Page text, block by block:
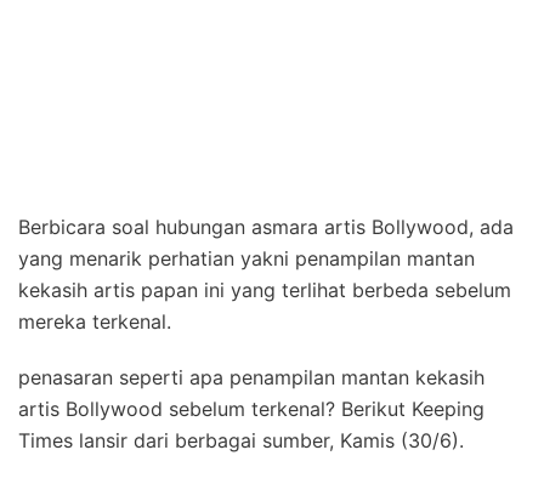
Berbicara soal hubungan asmara artis Bollywood, ada
yang menarik perhatian yakni penampilan mantan
kekasih artis papan ini yang terlihat berbeda sebelum
mereka terkenal.
penasaran seperti apa penampilan mantan kekasih
artis Bollywood sebelum terkenal? Berikut Keeping
Times lansir dari berbagai sumber, Kamis (30/6).